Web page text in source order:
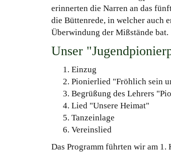
erinnerten die Narren an das
die Büttenrede, in welcher auch
Überwindung der Mißstände bat.
Unser
Einzug
Pionierlied "Fröhlich sein
Begrüßung des Lehrers
Lied "Unsere Heimat"
Tanzeinlage
Vereinslied
Das Programm führten wir am 1.